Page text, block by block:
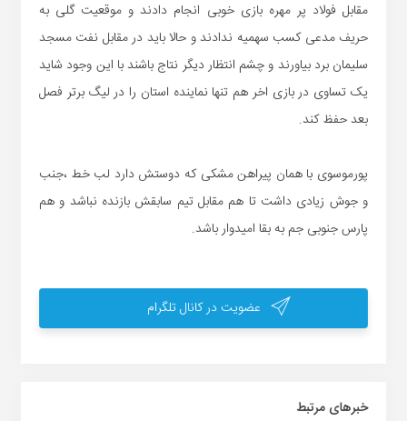
مقابل فولاد پر مهره بازی خوبی انجام دادند و موقعیت گلی به
حریف مدعی کسب سهمیه ندادند و حالا باید در مقابل نفت مسجد
سلیمان برد بیاورند و چشم انتظار دیگر نتاج باشند با این وجود شاید
یک تساوی در بازی اخر هم تنها نماینده استان را در لیگ برتر فصل
بعد حفظ کند.
پورموسوی با همان پیراهن مشکی که دوستش دارد لب خط ،جنب
و جوش زیادی داشت تا هم مقابل تیم سابقش بازنده نباشد و هم
پارس جنوبی جم به بقا امیدوار باشد.
عضویت در کانال تلگرام
خبر‌های مرتبط